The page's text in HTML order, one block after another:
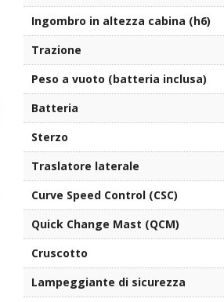
Ingombro in altezza cabina (h6)
Trazione
Peso a vuoto (batteria inclusa)
Batteria
Sterzo
Traslatore laterale
Curve Speed Control (CSC)
Quick Change Mast (QCM)
Cruscotto
Lampeggiante di sicurezza